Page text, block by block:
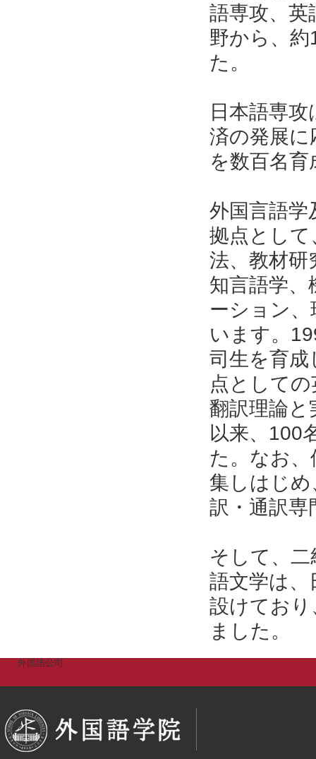
語専攻、英
野から、
た。
日本語専
済の発展に
を数百名
外国言語学
拠点として
法、教材研
知言語学、
ーション
います。
司生を育成
点として
翻訳理論と
以来、100
た。なお
集しはじ
訳・通訳専
そして、
語文学は、
設けており
ました。
外国語公司